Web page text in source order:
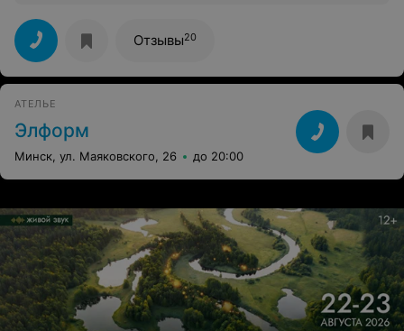
просто шикарна и идеально подходит к платью!
Спасибо вам за оперативность и качество! Вы так
быстро сделали такую шикарную фату? И отдельная
благодарность за приемлемые цены! Счастья вам и
процветания! Рекомедую всем.
Отзывы20
АТЕЛЬЕ
Элформ
Минск, ул. Маяковского, 26 до 20:00